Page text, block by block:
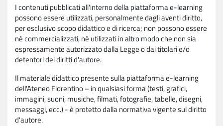
I contenuti pubblicati all'interno della piattaforma e-learning
possono essere utilizzati, personalmente dagli aventi diritto,
per esclusivo scopo didattico e di ricerca; non possono essere
né commercializzati, né utilizzati in altro modo che non sia
espressamente autorizzato dalla Legge o dai titolari e/o
detentori dei diritti d'autore.
Il materiale didattico presente sulla piattaforma e-learning
dell'Ateneo Fiorentino – in qualsiasi forma (testi, grafici,
immagini, suoni, musiche, filmati, fotografie, tabelle, disegni,
messaggi, ecc.) - è protetto dalla normativa vigente sul diritto
d'autore.